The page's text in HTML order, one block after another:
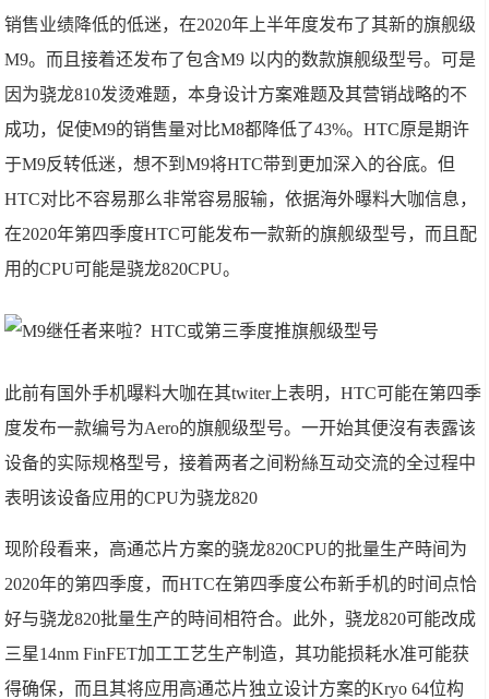
销售业绩降低的低迷，在2020年上半年度发布了其新的旗舰级
M9。而且接着还发布了包含M9 以内的数款旗舰级型号。可是
因为骁龙810发烫难题，本身设计方案难题及其营销战略的不
成功，促使M9的销售量对比M8都降低了43%。HTC原是期许
于M9反转低迷，想不到M9将HTC带到更加深入的谷底。但
HTC对比不容易那么非常容易服输，依据海外曝料大咖信息，
在2020年第四季度HTC可能发布一款新的旗舰级型号，而且配
用的CPU可能是骁龙820CPU。
此前有国外手机曝料大咖在其twiter上表明，HTC可能在第四季
度发布一款编号为Aero的旗舰级型号。一开始其便沒有表露该
设备的实际规格型号，接着两者之间粉絲互动交流的全过程中
表明该设备应用的CPU为骁龙820
现阶段看来，高通芯片方案的骁龙820CPU的批量生产時间为
2020年的第四季度，而HTC在第四季度公布新手机的时间点恰
好与骁龙820批量生产的時间相符合。此外，骁龙820可能改成
三星14nm FinFET加工工艺生产制造，其功能损耗水准可能获
得确保，而且其将应用高通芯片独立设计方案的Kryo 64位构